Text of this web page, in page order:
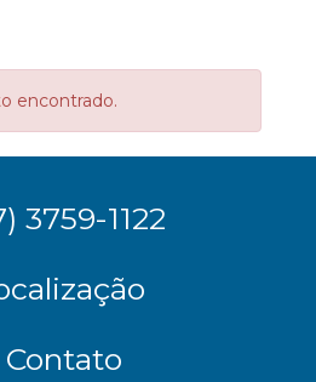
encontrado.
3759-1122
Contato